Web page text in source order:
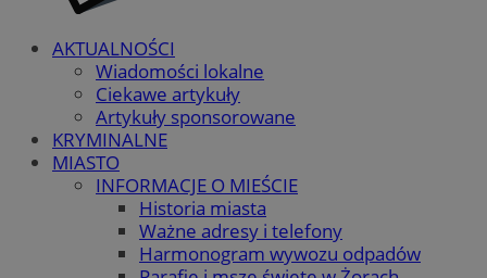
AKTUALNOŚCI
Wiadomości lokalne
Ciekawe artykuły
Artykuły sponsorowane
KRYMINALNE
MIASTO
INFORMACJE O MIEŚCIE
Historia miasta
Ważne adresy i telefony
Harmonogram wywozu odpadów